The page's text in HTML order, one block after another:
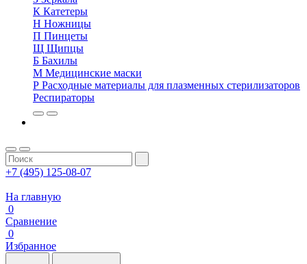
К Катетеры
Н Ножницы
П Пинцеты
Щ Щипцы
Б Бахилы
М Медицинские маски
Р Расходные материалы для плазменных стерилизаторов
Респираторы
+7 (495) 125-08-07
На главную
0
Сравнение
0
Избранное